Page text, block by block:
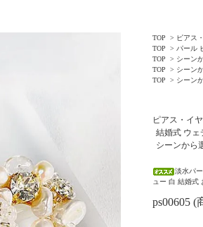
TOP > ピアス
TOP
> パール
TOP
> シーン
TOP
> シーン
TOP
> シーン
ピアス・イ
結婚式 ウェ
シーンから
淡水パ
ュー 白 結婚式
ps00605 (